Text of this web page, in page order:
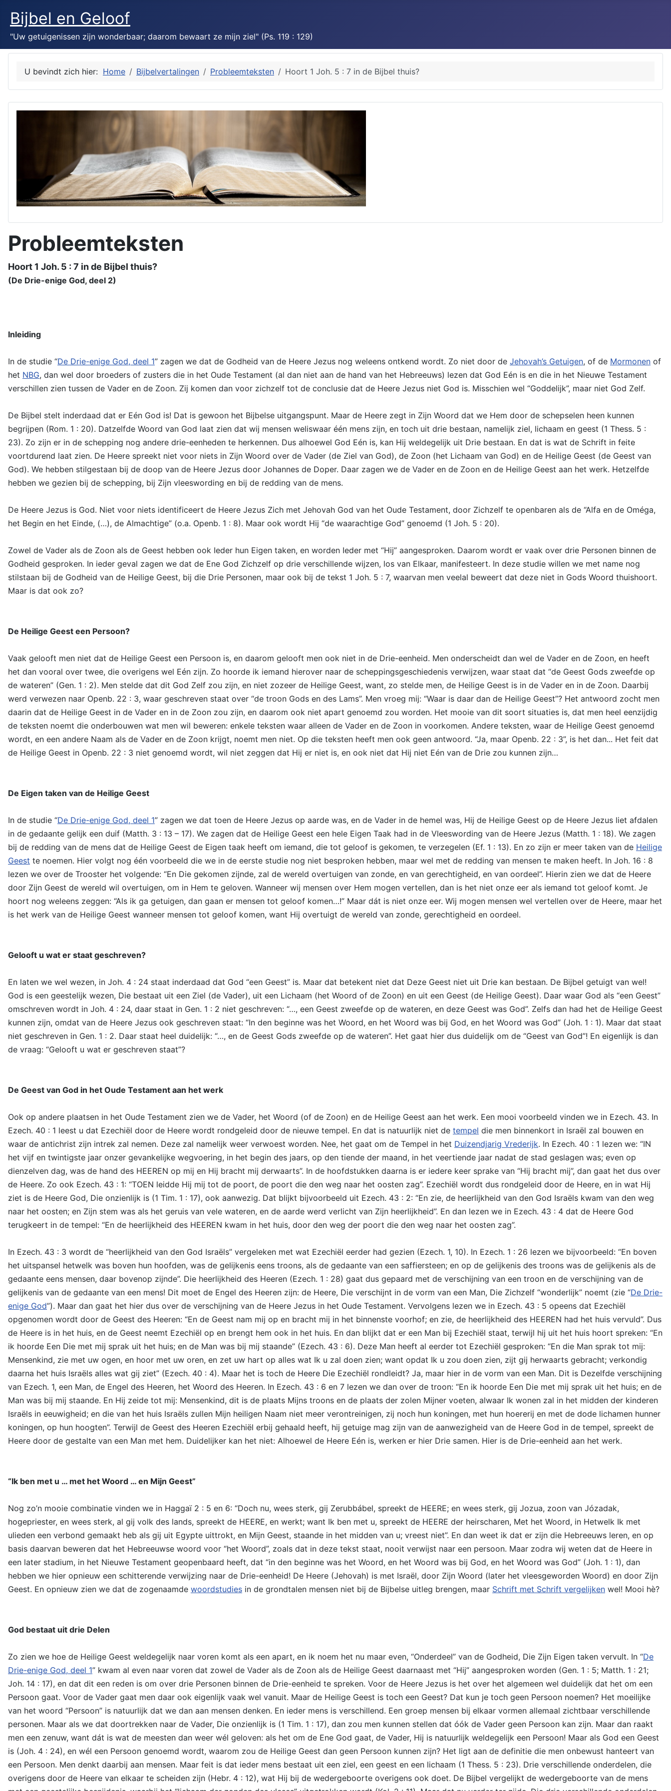
Bijbel en Geloof
"Uw getuigenissen zijn wonderbaar; daarom bewaart ze mijn ziel" (Ps. 119 : 129)
U bevindt zich hier: Home Bijbelvertalingen Probleemteksten Hoort 1 Joh. 5 : 7 in de Bijbel thuis?
Probleemteksten
Hoort 1 Joh. 5 : 7 in de Bijbel thuis?
(De Drie-enige God, deel 2)
Inleiding
In de studie “De Drie-enige God, deel 1” zagen we dat de Godheid van de Heere Jezus nog weleens ontkend wordt. Zo niet door de Jehovah’s Getuigen, of de Mormonen of
het NBG, dan wel door broeders of zusters die in het Oude Testament (al dan niet aan de hand van het Hebreeuws) lezen dat God Eén is en die in het Nieuwe Testament
verschillen zien tussen de Vader en de Zoon. Zij komen dan voor zichzelf tot de conclusie dat de Heere Jezus niet God is. Misschien wel “Goddelijk”, maar niet God Zelf.
De Bijbel stelt inderdaad dat er Eén God is! Dat is gewoon het Bijbelse uitgangspunt. Maar de Heere zegt in Zijn Woord dat we Hem door de schepselen heen kunnen
begrijpen (Rom. 1 : 20). Datzelfde Woord van God laat zien dat wij mensen weliswaar één mens zijn, en toch uit drie bestaan, namelijk ziel, lichaam en geest (1 Thess. 5 :
23). Zo zijn er in de schepping nog andere drie-eenheden te herkennen. Dus alhoewel God Eén is, kan Hij weldegelijk uit Drie bestaan. En dat is wat de Schrift in feite
voortdurend laat zien. De Heere spreekt niet voor niets in Zijn Woord over de Vader (de Ziel van God), de Zoon (het Lichaam van God) en de Heilige Geest (de Geest van
God). We hebben stilgestaan bij de doop van de Heere Jezus door Johannes de Doper. Daar zagen we de Vader en de Zoon en de Heilige Geest aan het werk. Hetzelfde
hebben we gezien bij de schepping, bij Zijn vleeswording en bij de redding van de mens.
De Heere Jezus is God. Niet voor niets identificeert de Heere Jezus Zich met Jehovah God van het Oude Testament, door Zichzelf te openbaren als de “Alfa en de Oméga,
het Begin en het Einde, (…), de Almachtige” (o.a. Openb. 1 : 8). Maar ook wordt Hij “de waarachtige God” genoemd (1 Joh. 5 : 20).
Zowel de Vader als de Zoon als de Geest hebben ook Ieder hun Eigen taken, en worden Ieder met “Hij” aangesproken. Daarom wordt er vaak over drie Personen binnen de
Godheid gesproken. In ieder geval zagen we dat de Ene God Zichzelf op drie verschillende wijzen, los van Elkaar, manifesteert. In deze studie willen we met name nog
stilstaan bij de Godheid van de Heilige Geest, bij die Drie Personen, maar ook bij de tekst 1 Joh. 5 : 7, waarvan men veelal beweert dat deze niet in Gods Woord thuishoort.
Maar is dat ook zo?
De Heilige Geest een Persoon?
Vaak gelooft men niet dat de Heilige Geest een Persoon is, en daarom gelooft men ook niet in de Drie-eenheid. Men onderscheidt dan wel de Vader en de Zoon, en heeft
het dan vooral over twee, die overigens wel Eén zijn. Zo hoorde ik iemand hierover naar de scheppingsgeschiedenis verwijzen, waar staat dat “de Geest Gods zweefde op
de wateren” (Gen. 1 : 2). Men stelde dat dit God Zelf zou zijn, en niet zozeer de Heilige Geest, want, zo stelde men, de Heilige Geest is in de Vader en in de Zoon. Daarbij
werd verwezen naar Openb. 22 : 3, waar geschreven staat over “de troon Gods en des Lams”. Men vroeg mij: “Waar is daar dan de Heilige Geest”? Het antwoord zocht men
daarin dat de Heilige Geest in de Vader en in de Zoon zou zijn, en daarom ook niet apart genoemd zou worden. Het mooie van dit soort situaties is, dat men heel eenzijdig
de teksten noemt die onderbouwen wat men wil beweren: enkele teksten waar alleen de Vader en de Zoon in voorkomen. Andere teksten, waar de Heilige Geest genoemd
wordt, en een andere Naam als de Vader en de Zoon krijgt, noemt men niet. Op die teksten heeft men ook geen antwoord. “Ja, maar Openb. 22 : 3”, is het dan... Het feit dat
de Heilige Geest in Openb. 22 : 3 niet genoemd wordt, wil niet zeggen dat Hij er niet is, en ook niet dat Hij niet Eén van de Drie zou kunnen zijn…
De Eigen taken van de Heilige Geest
In de studie “De Drie-enige God, deel 1” zagen we dat toen de Heere Jezus op aarde was, en de Vader in de hemel was, Hij de Heilige Geest op de Heere Jezus liet afdalen
in de gedaante gelijk een duif (Matth. 3 : 13 – 17). We zagen dat de Heilige Geest een hele Eigen Taak had in de Vleeswording van de Heere Jezus (Matth. 1 : 18). We zagen
bij de redding van de mens dat de Heilige Geest de Eigen taak heeft om iemand, die tot geloof is gekomen, te verzegelen (Ef. 1 : 13). En zo zijn er meer taken van de Heilige
Geest te noemen. Hier volgt nog één voorbeeld die we in de eerste studie nog niet besproken hebben, maar wel met de redding van mensen te maken heeft. In Joh. 16 : 8
lezen we over de Trooster het volgende: “En Die gekomen zijnde, zal de wereld overtuigen van zonde, en van gerechtigheid, en van oordeel”. Hierin zien we dat de Heere
door Zijn Geest de wereld wil overtuigen, om in Hem te geloven. Wanneer wij mensen over Hem mogen vertellen, dan is het niet onze eer als iemand tot geloof komt. Je
hoort nog weleens zeggen: “Als ik ga getuigen, dan gaan er mensen tot geloof komen…!” Maar dát is niet onze eer. Wij mogen mensen wel vertellen over de Heere, maar het
is het werk van de Heilige Geest wanneer mensen tot geloof komen, want Hij overtuigt de wereld van zonde, gerechtigheid en oordeel.
Gelooft u wat er staat geschreven?
En laten we wel wezen, in Joh. 4 : 24 staat inderdaad dat God “een Geest” is. Maar dat betekent niet dat Deze Geest niet uit Drie kan bestaan. De Bijbel getuigt van wel!
God is een geestelijk wezen, Die bestaat uit een Ziel (de Vader), uit een Lichaam (het Woord of de Zoon) en uit een Geest (de Heilige Geest). Daar waar God als “een Geest”
omschreven wordt in Joh. 4 : 24, daar staat in Gen. 1 : 2 niet geschreven: “…, een Geest zweefde op de wateren, en deze Geest was God”. Zelfs dan had het de Heilige Geest
kunnen zijn, omdat van de Heere Jezus ook geschreven staat: “In den beginne was het Woord, en het Woord was bij God, en het Woord was God” (Joh. 1 : 1). Maar dat staat
niet geschreven in Gen. 1 : 2. Daar staat heel duidelijk: “…, en de Geest Gods zweefde op de wateren”. Het gaat hier dus duidelijk om de “Geest van God”! En eigenlijk is dan
de vraag: “Gelooft u wat er geschreven staat”?
De Geest van God in het Oude Testament aan het werk
Ook op andere plaatsen in het Oude Testament zien we de Vader, het Woord (of de Zoon) en de Heilige Geest aan het werk. Een mooi voorbeeld vinden we in Ezech. 43. In
Ezech. 40 : 1 leest u dat Ezechiël door de Heere wordt rondgeleid door de nieuwe tempel. En dat is natuurlijk niet de tempel die men binnenkort in Israël zal bouwen en
waar de antichrist zijn intrek zal nemen. Deze zal namelijk weer verwoest worden. Nee, het gaat om de Tempel in het Duizendjarig Vrederijk. In Ezech. 40 : 1 lezen we: “IN
het vijf en twintigste jaar onzer gevankelijke wegvoering, in het begin des jaars, op den tiende der maand, in het veertiende jaar nadat de stad geslagen was; even op
dienzelven dag, was de hand des HEEREN op mij en Hij bracht mij derwaarts”. In de hoofdstukken daarna is er iedere keer sprake van “Hij bracht mij”, dan gaat het dus over
de Heere. Zo ook Ezech. 43 : 1: “TOEN leidde Hij mij tot de poort, de poort die den weg naar het oosten zag”. Ezechiël wordt dus rondgeleid door de Heere, en in wat Hij
ziet is de Heere God, Die onzienlijk is (1 Tim. 1 : 17), ook aanwezig. Dat blijkt bijvoorbeeld uit Ezech. 43 : 2: “En zie, de heerlijkheid van den God Israëls kwam van den weg
naar het oosten; en Zijn stem was als het geruis van vele wateren, en de aarde werd verlicht van Zijn heerlijkheid”. En dan lezen we in Ezech. 43 : 4 dat de Heere God
terugkeert in de tempel: “En de heerlijkheid des HEEREN kwam in het huis, door den weg der poort die den weg naar het oosten zag”.
In Ezech. 43 : 3 wordt de “heerlijkheid van den God Israëls” vergeleken met wat Ezechiël eerder had gezien (Ezech. 1, 10). In Ezech. 1 : 26 lezen we bijvoorbeeld: “En boven
het uitspansel hetwelk was boven hun hoofden, was de gelijkenis eens troons, als de gedaante van een saffiersteen; en op de gelijkenis des troons was de gelijkenis als de
gedaante eens mensen, daar bovenop zijnde”. Die heerlijkheid des Heeren (Ezech. 1 : 28) gaat dus gepaard met de verschijning van een troon en de verschijning van de
gelijkenis van de gedaante van een mens! Dit moet de Engel des Heeren zijn: de Heere, Die verschijnt in de vorm van een Man, Die Zichzelf “wonderlijk” noemt (zie “De Drie-
enige God”). Maar dan gaat het hier dus over de verschijning van de Heere Jezus in het Oude Testament. Vervolgens lezen we in Ezech. 43 : 5 opeens dat Ezechiël
opgenomen wordt door de Geest des Heeren: “En de Geest nam mij op en bracht mij in het binnenste voorhof; en zie, de heerlijkheid des HEEREN had het huis vervuld”. Dus
de Heere is in het huis, en de Geest neemt Ezechiël op en brengt hem ook in het huis. En dan blijkt dat er een Man bij Ezechiël staat, terwijl hij uit het huis hoort spreken: “En
ik hoorde Een Die met mij sprak uit het huis; en de Man was bij mij staande” (Ezech. 43 : 6). Deze Man heeft al eerder tot Ezechiël gesproken: “En die Man sprak tot mij:
Mensenkind, zie met uw ogen, en hoor met uw oren, en zet uw hart op alles wat Ik u zal doen zien; want opdat Ik u zou doen zien, zijt gij herwaarts gebracht; verkondig
daarna het huis Israëls alles wat gij ziet” (Ezech. 40 : 4). Maar het is toch de Heere Die Ezechiël rondleidt? Ja, maar hier in de vorm van een Man. Dit is Dezelfde verschijning
van Ezech. 1, een Man, de Engel des Heeren, het Woord des Heeren. In Ezech. 43 : 6 en 7 lezen we dan over de troon: “En ik hoorde Een Die met mij sprak uit het huis; en de
Man was bij mij staande. En Hij zeide tot mij: Mensenkind, dit is de plaats Mijns troons en de plaats der zolen Mijner voeten, alwaar Ik wonen zal in het midden der kinderen
Israëls in eeuwigheid; en die van het huis Israëls zullen Mijn heiligen Naam niet meer verontreinigen, zij noch hun koningen, met hun hoererij en met de dode lichamen hunner
koningen, op hun hoogten”. Terwijl de Geest des Heeren Ezechiël erbij gehaald heeft, hij getuige mag zijn van de aanwezigheid van de Heere God in de tempel, spreekt de
Heere door de gestalte van een Man met hem. Duidelijker kan het niet: Alhoewel de Heere Eén is, werken er hier Drie samen. Hier is de Drie-eenheid aan het werk.
“Ik ben met u … met het Woord … en Mijn Geest”
Nog zo’n mooie combinatie vinden we in Haggaï 2 : 5 en 6: “Doch nu, wees sterk, gij Zerubbábel, spreekt de HEERE; en wees sterk, gij Jozua, zoon van Józadak,
hogepriester, en wees sterk, al gij volk des lands, spreekt de HEERE, en werkt; want Ik ben met u, spreekt de HEERE der heirscharen, Met het Woord, in Hetwelk Ik met
ulieden een verbond gemaakt heb als gij uit Egypte uittrokt, en Mijn Geest, staande in het midden van u; vreest niet”. En dan weet ik dat er zijn die Hebreeuws leren, en op
basis daarvan beweren dat het Hebreeuwse woord voor “het Woord”, zoals dat in deze tekst staat, nooit verwijst naar een persoon. Maar zodra wij weten dat de Heere in
een later stadium, in het Nieuwe Testament geopenbaard heeft, dat “in den beginne was het Woord, en het Woord was bij God, en het Woord was God” (Joh. 1 : 1), dan
hebben we hier opnieuw een schitterende verwijzing naar de Drie-eenheid! De Heere (Jehovah) is met Israël, door Zijn Woord (later het vleesgeworden Woord) en door Zijn
Geest. En opnieuw zien we dat de zogenaamde woordstudies in de grondtalen mensen niet bij de Bijbelse uitleg brengen, maar Schrift met Schrift vergelijken wel! Mooi hè?
God bestaat uit drie Delen
Zo zien we hoe de Heilige Geest weldegelijk naar voren komt als een apart, en ik noem het nu maar even, “Onderdeel” van de Godheid, Die Zijn Eigen taken vervult. In “De
Drie-enige God, deel 1” kwam al even naar voren dat zowel de Vader als de Zoon als de Heilige Geest daarnaast met “Hij” aangesproken worden (Gen. 1 : 5; Matth. 1 : 21;
Joh. 14 : 17), en dat dit een reden is om over drie Personen binnen de Drie-eenheid te spreken. Voor de Heere Jezus is het over het algemeen wel duidelijk dat het om een
Persoon gaat. Voor de Vader gaat men daar ook eigenlijk vaak wel vanuit. Maar de Heilige Geest is toch een Geest? Dat kun je toch geen Persoon noemen? Het moeilijke
van het woord “Persoon” is natuurlijk dat we dan aan mensen denken. En ieder mens is verschillend. Een groep mensen bij elkaar vormen allemaal zichtbaar verschillende
personen. Maar als we dat doortrekken naar de Vader, Die onzienlijk is (1 Tim. 1 : 17), dan zou men kunnen stellen dat óók de Vader geen Persoon kan zijn. Maar dan raakt
men een zenuw, want dát is wat de meesten dan weer wél geloven: als het om de Ene God gaat, de Vader, Hij is natuurlijk weldegelijk een Persoon! Maar als God een Geest
is (Joh. 4 : 24), en wél een Persoon genoemd wordt, waarom zou de Heilige Geest dan geen Persoon kunnen zijn? Het ligt aan de definitie die men onbewust hanteert van
een Persoon. Men denkt daarbij aan mensen. Maar feit is dat ieder mens bestaat uit een ziel, een geest en een lichaam (1 Thess. 5 : 23). Drie verschillende onderdelen, die
overigens door de Heere van elkaar te scheiden zijn (Hebr. 4 : 12), wat Hij bij de wedergeboorte overigens ook doet. De Bijbel vergelijkt de wedergeboorte van de mens